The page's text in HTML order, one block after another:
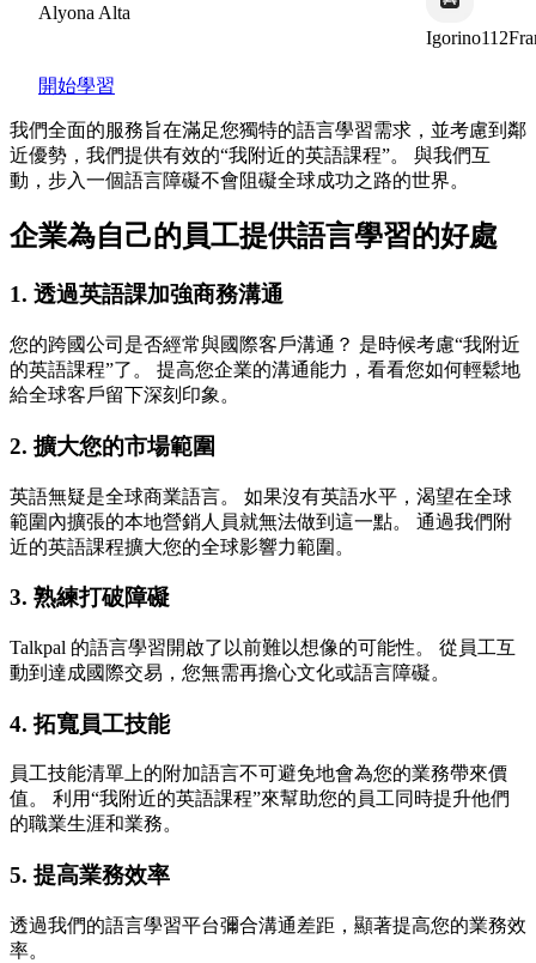
Alyona Alta
Igorino112France
開始學習
我們全面的服務旨在滿足您獨特的語言學習需求，並考慮到鄰
近優勢，我們提供有效的“我附近的英語課程”。 與我們互
動，步入一個語言障礙不會阻礙全球成功之路的世界。
企業為自己的員工提供語言學習的好處
1. 透過英語課加強商務溝通
您的跨國公司是否經常與國際客戶溝通？ 是時候考慮“我附近
的英語課程”了。 提高您企業的溝通能力，看看您如何輕鬆地
給全球客戶留下深刻印象。
2. 擴大您的市場範圍
英語無疑是全球商業語言。 如果沒有英語水平，渴望在全球
範圍內擴張的本地營銷人員就無法做到這一點。 通過我們附
近的英語課程擴大您的全球影響力範圍。
3. 熟練打破障礙
Talkpal 的語言學習開啟了以前難以想像的可能性。 從員工互
動到達成國際交易，您無需再擔心文化或語言障礙。
4. 拓寬員工技能
員工技能清單上的附加語言不可避免地會為您的業務帶來價
值。 利用“我附近的英語課程”來幫助您的員工同時提升他們
的職業生涯和業務。
5. 提高業務效率
透過我們的語言學習平台彌合溝通差距，顯著提高您的業務效
率。